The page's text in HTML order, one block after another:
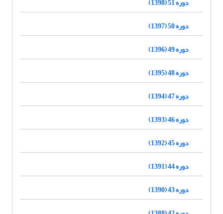
دوره 50 (1397)
دوره 49 (1396)
دوره 48 (1395)
دوره 47 (1394)
دوره 46 (1393)
دوره 45 (1392)
دوره 44 (1391)
دوره 43 (1390)